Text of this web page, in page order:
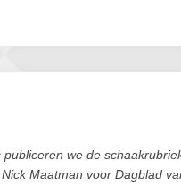
publiceren we de
Maatman voor Dagblad